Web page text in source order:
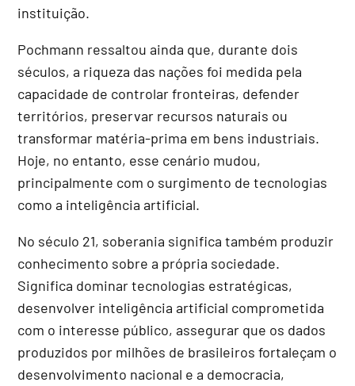
instituição.
Pochmann ressaltou ainda que, durante dois
séculos, a riqueza das nações foi medida pela
capacidade de controlar fronteiras, defender
territórios, preservar recursos naturais ou
transformar matéria-prima em bens industriais.
Hoje, no entanto, esse cenário mudou,
principalmente com o surgimento de tecnologias
como a inteligência artificial.
No século 21, soberania significa também produzir
conhecimento sobre a própria sociedade.
Significa dominar tecnologias estratégicas,
desenvolver inteligência artificial comprometida
com o interesse público, assegurar que os dados
produzidos por milhões de brasileiros fortaleçam o
desenvolvimento nacional e a democracia,